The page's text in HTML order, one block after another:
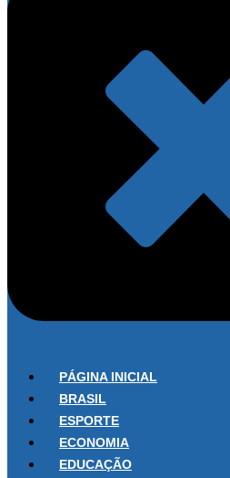
PÁGINA INICIAL
BRASIL
ESPORTE
ECONOMIA
EDUCAÇÃO